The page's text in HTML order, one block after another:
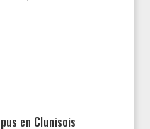
en Clunisois